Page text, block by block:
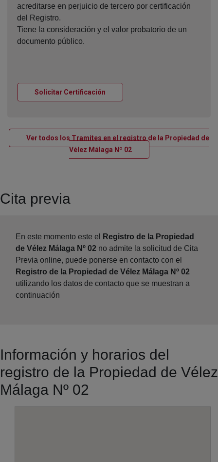
acreditarse en perjuicio de tercero por certificación
del Registro.
Tiene la consideración y el valor probatorio de un
documento público.
Solicitar Certificación
Ver todos los Tramites en el registro de la Propiedad de
Vélez Málaga Nº 02Ventana nueva
Cita previa
En este momento este el
Registro de la Propiedad
de Vélez Málaga Nº 02 no admite la solicitud de Cita
Previa online, puede ponerse en contacto con el
Registro de la Propiedad de Vélez Málaga Nº 02
utilizando los datos de contacto que se muestran a
continuación
Información y horarios del
registro de la Propiedad de Vélez
Málaga Nº 02